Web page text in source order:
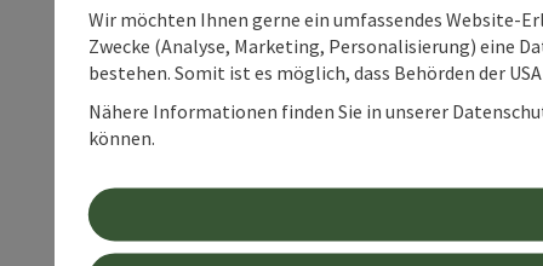
Wir möchten Ihnen gerne ein umfassendes Website-
Zwecke (Analyse, Marketing, Personalisierung) eine
bestehen. Somit ist es möglich, dass Behörden der
Nähere Informationen finden Sie in unserer
können.